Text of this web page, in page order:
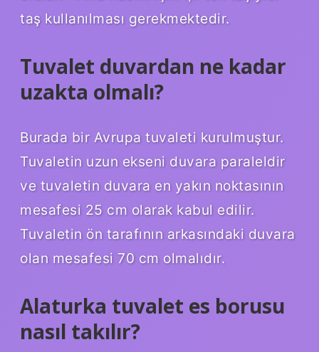
taş kullanılması gerekmektedir.
Tuvalet duvardan ne kadar
uzakta olmalı?
Burada bir Avrupa tuvaleti kurulmuştur.
Tuvaletin uzun ekseni duvara paraleldir
ve tuvaletin duvara en yakın noktasının
mesafesi 25 cm olarak kabul edilir.
Tuvaletin ön tarafının arkasındaki duvara
olan mesafesi 70 cm olmalıdır.
Alaturka tuvalet es borusu
nasıl takılır?